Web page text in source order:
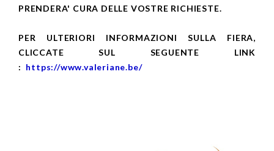
PRENDERA' CURA DELLE VOSTRE RICHIESTE.
PER ULTERIORI INFORMAZIONI SULLA FIERA,
CLICCATE SUL SEGUENTE LINK
: https://www.valeriane.be/